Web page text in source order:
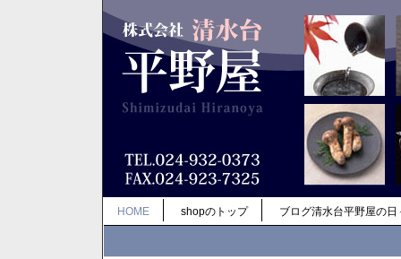
HOME shopのトップ ブログ清水台平野屋の日